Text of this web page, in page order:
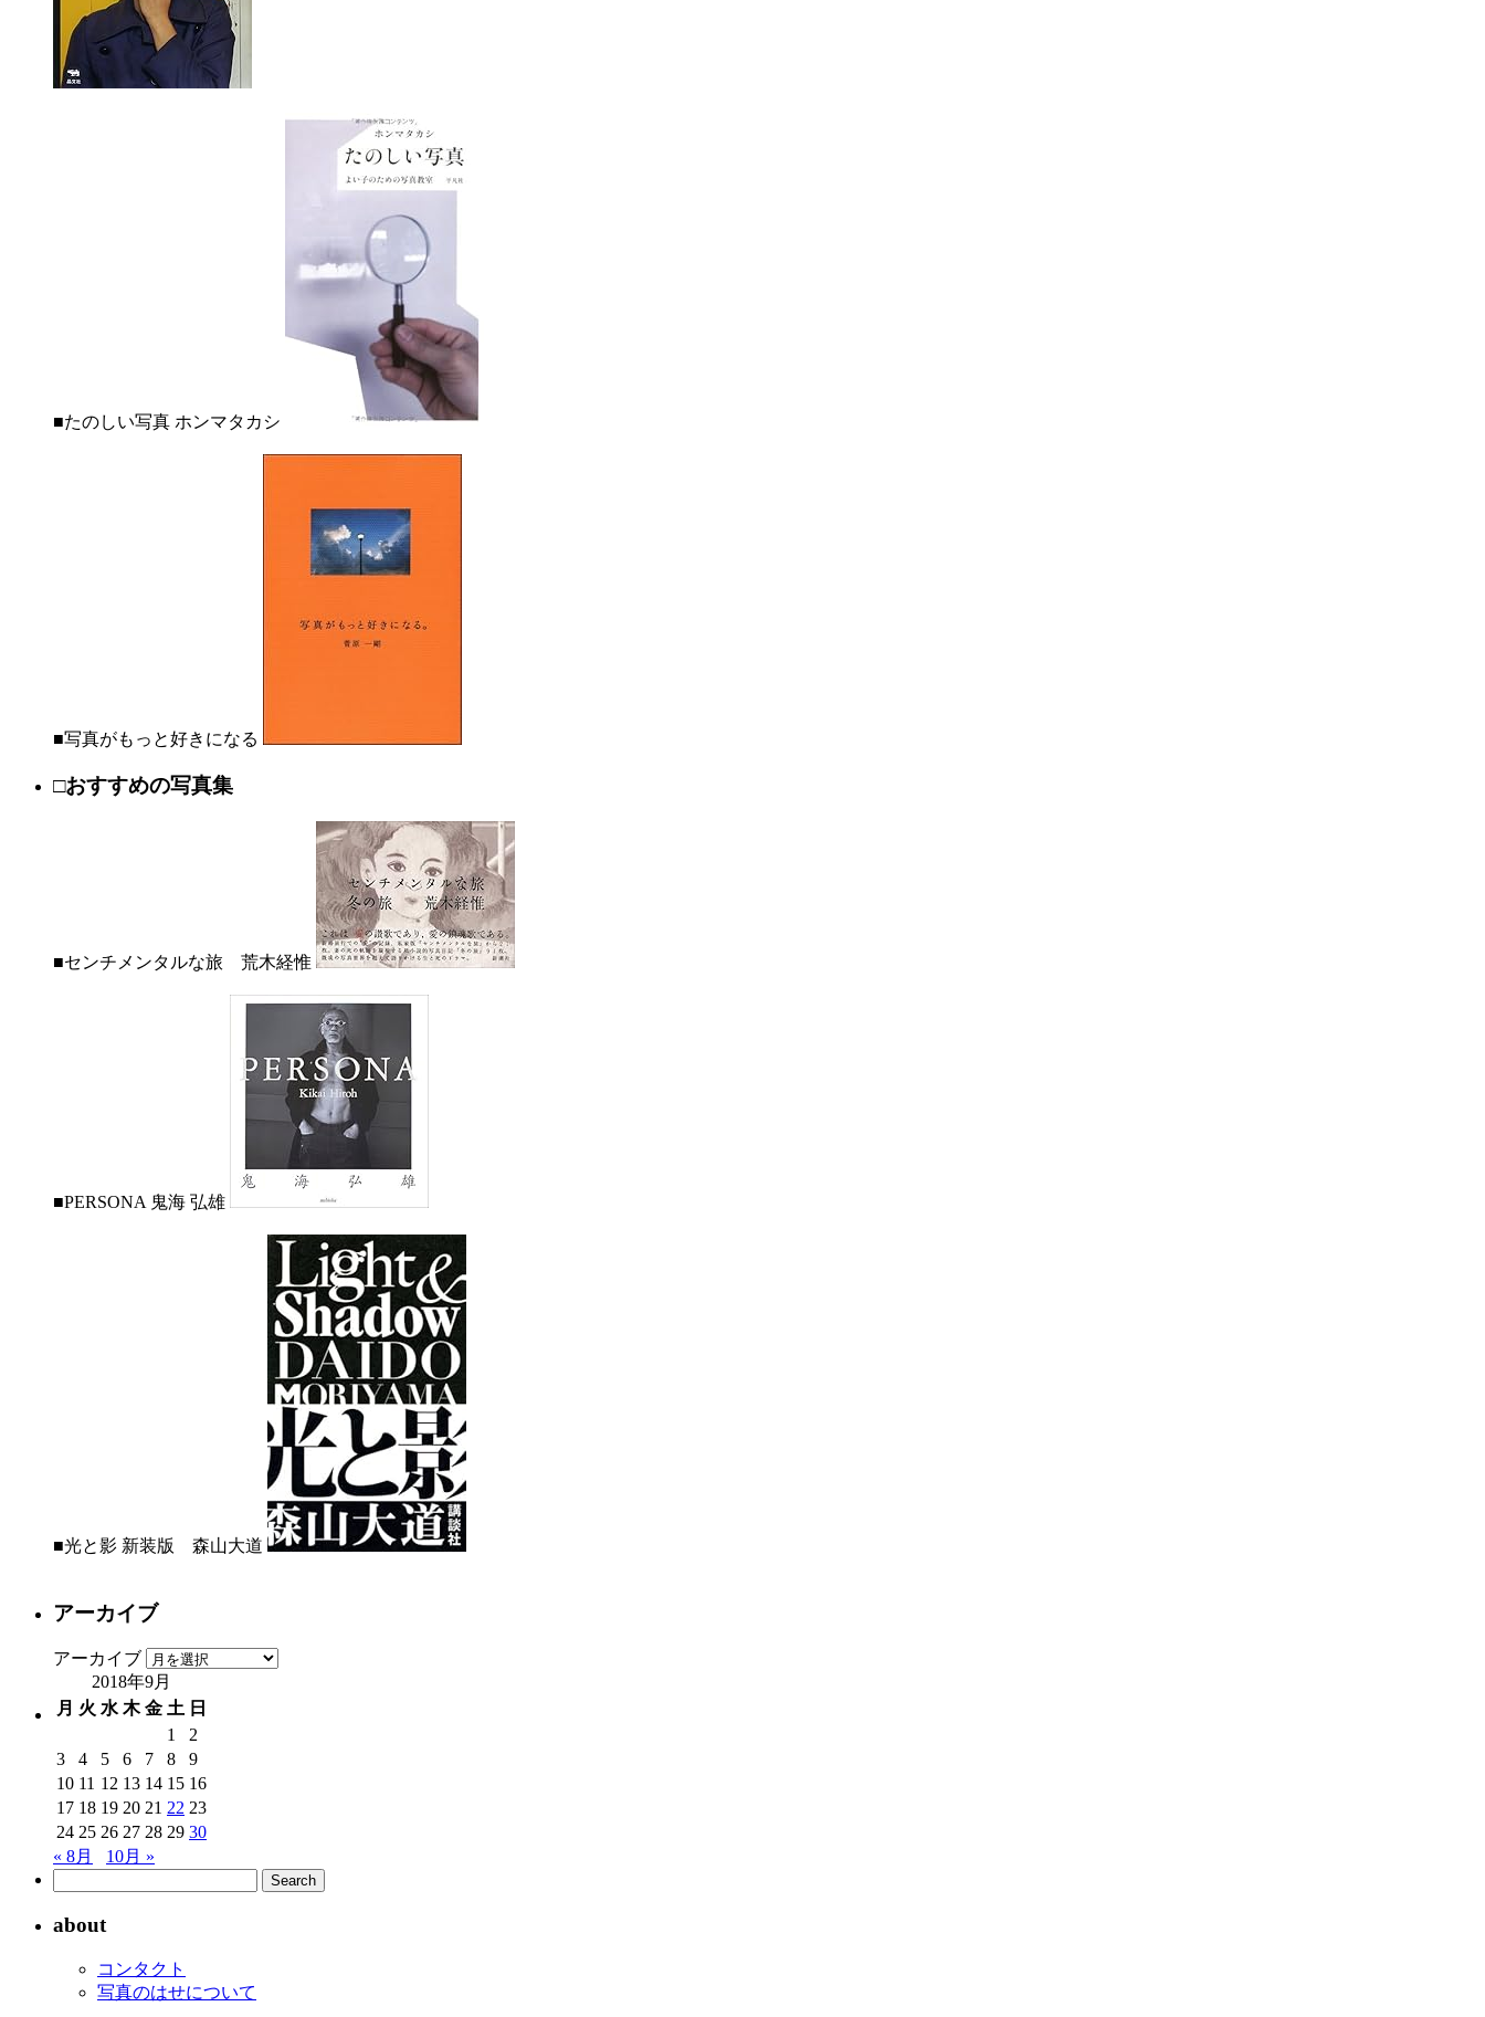
■たのしい写真 ホンマタカシ
■写真がもっと好きになる
□おすすめの写真集
■センチメンタルな旅 荒木経惟
■PERSONA 鬼海 弘雄
■光と影 新装版 森山大道
アーカイブ
アーカイブ
2018年9月
月 火 水 木 金 土 日
1
2
3
4 5 6 7 8
9
10 11 12 13 14 15 16
17 18 19 20 21 22 23
24 25 26 27 28 29 30
« 8月
10月 »
about
コンタクト
写真のはせについて